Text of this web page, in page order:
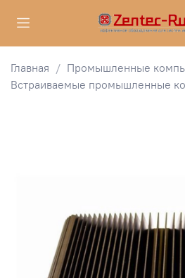
Главная
Промышленные
Встраиваемые промышленные